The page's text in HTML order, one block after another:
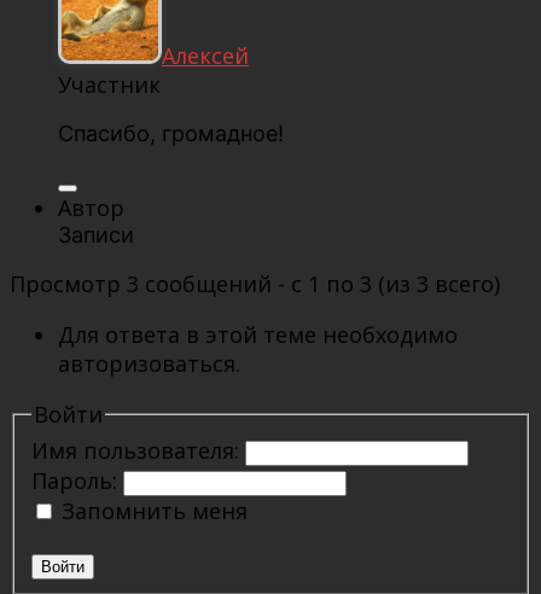
Алексей
Участник
Спасибо, громадное!
Автор
Записи
Просмотр 3 сообщений - с 1 по 3 (из 3 всего)
Для ответа в этой теме необходимо
авторизоваться.
Войти
Имя пользователя:
Пароль:
Запомнить меня
Войти